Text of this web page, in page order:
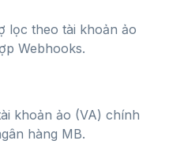
lọc theo tài khoản ảo
Webhooks.
khoản ảo (VA) chính
hàng MB.